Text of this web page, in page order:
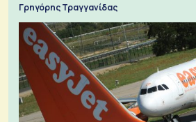
Γρηγόρης Τραγγανίδας